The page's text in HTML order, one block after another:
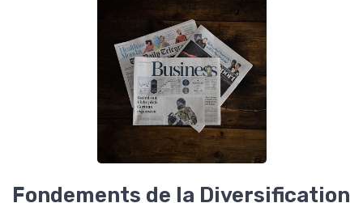
Fondements de la Diversification